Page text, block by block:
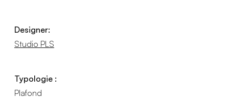
Designer:
Studio PLS
Typologie :
Plafond